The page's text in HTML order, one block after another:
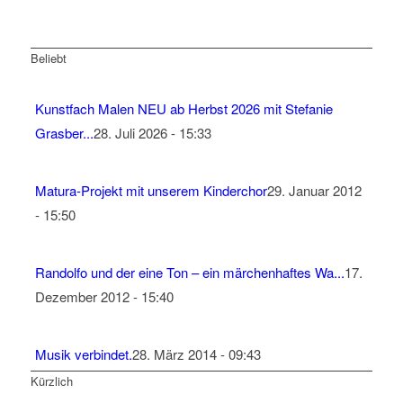
Beliebt
Kunstfach Malen NEU ab Herbst 2026 mit Stefanie
Grasber...28. Juli 2026 - 15:33
Matura-Projekt mit unserem Kinderchor29. Januar 2012
- 15:50
Randolfo und der eine Ton – ein märchenhaftes Wa...17.
Dezember 2012 - 15:40
Musik verbindet.28. März 2014 - 09:43
Kürzlich